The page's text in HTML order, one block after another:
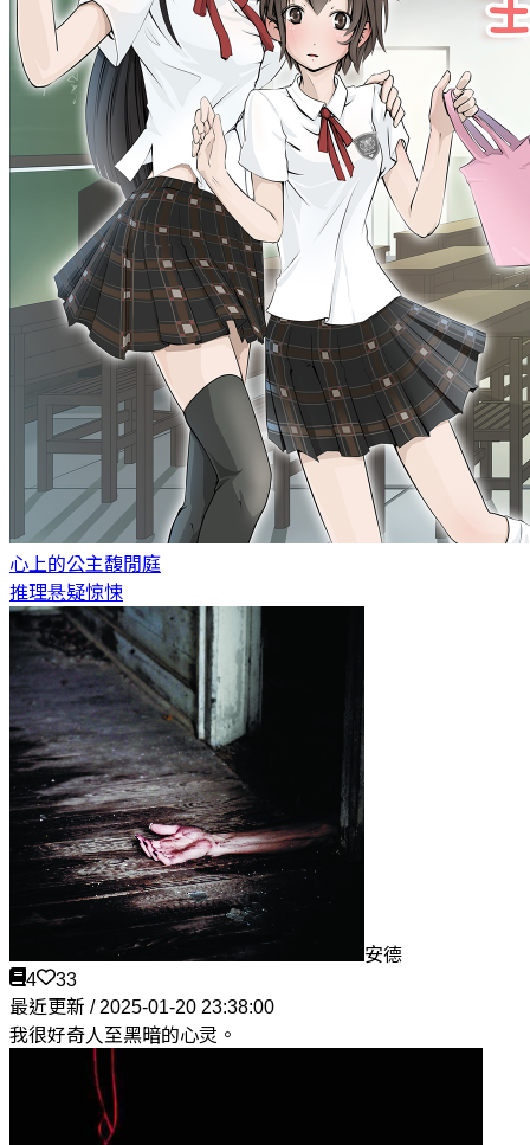
心上的公主馥閒庭
推理悬疑惊悚
安德
4
33
最近更新 / 2025-01-20 23:38:00
我很好奇人至黑暗的心灵。